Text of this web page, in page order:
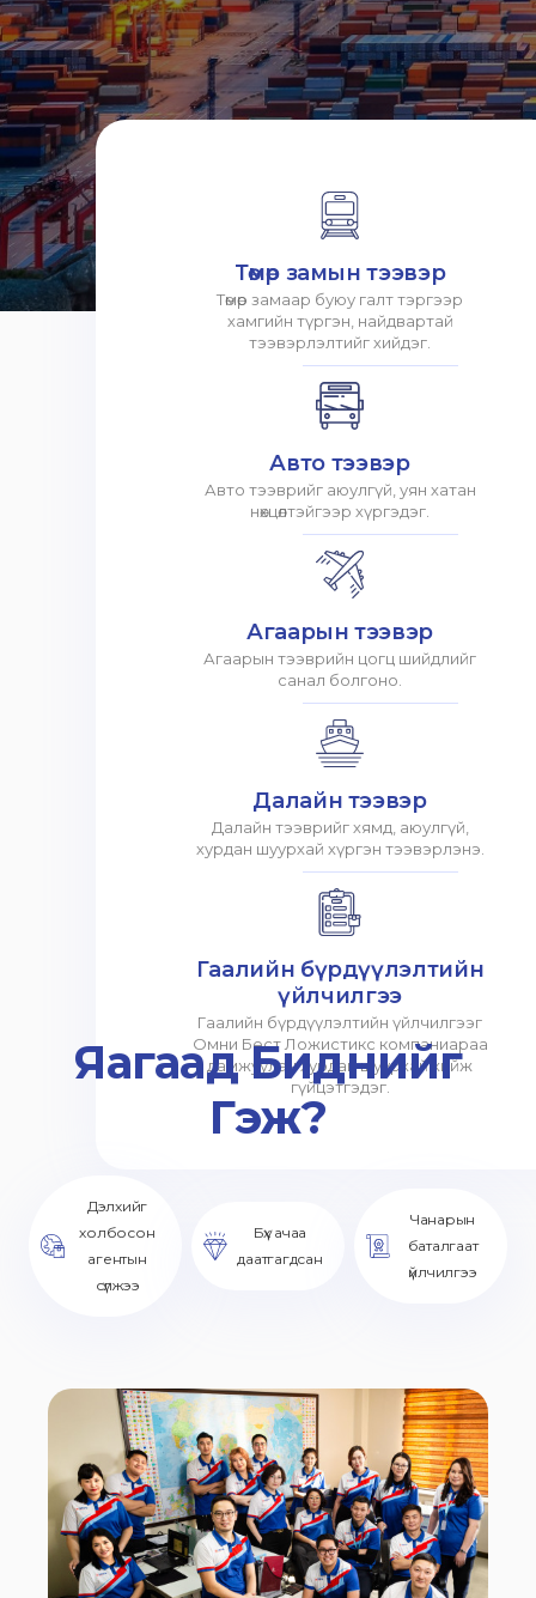
Төмөр замын тээвэр
Төмөр замаар буюу галт тэргээр
хамгийн түргэн, найдвартай
тээвэрлэлтийг хийдэг.
Авто тээвэр
Авто тээврийг аюулгүй, уян хатан
нөхцөлтэйгээр хүргэдэг.
Агаарын тээвэр
Агаарын тээврийн цогц шийдлийг
санал болгоно.
Далайн тээвэр
Далайн тээврийг хямд, аюулгүй,
хурдан шуурхай хүргэн тээвэрлэнэ.
Гаалийн бүрдүүлэлтийн
үйлчилгээ
Гаалийн бүрдүүлэлтийн үйлчилгээг
Омни Бест Ложистикс компаниараа
дамжуулан хурдан шуурхай хийж
гүйцэтгэдэг.
Яагаад Биднийг
Гэж?
Дэлхийг
холбосон
агентын
сүлжээ
Бүх ачаа
даатгагдсан
Чанарын
баталгаат
үйлчилгээ